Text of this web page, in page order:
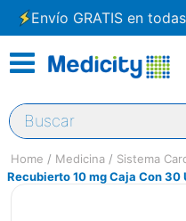
Envío GRATIS en
Buscar
Medicina Sistema
Recubierto 10 mg Caja Con 30